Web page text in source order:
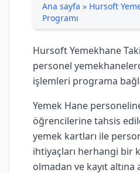
Ana sayfa » Hursoft
Programı
Hursoft Yemekhane
personel
işlemleri programa
Yemek Hane
öğrencilerine tahsis
yemek kartları ile
ihtiyaçları herhangi bir
olmadan ve kayıt altına